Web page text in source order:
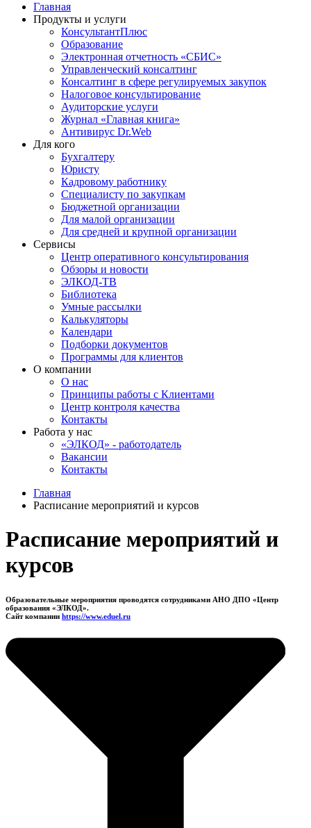
Главная
Продукты и услуги
КонсультантПлюс
Образование
Электронная отчетность «СБИС»
Управленческий консалтинг
Консалтинг в сфере регулируемых закупок
Налоговое консультирование
Аудиторские услуги
Журнал «Главная книга»
Антивирус Dr.Web
Для кого
Бухгалтеру
Юристу
Кадровому работнику
Специалисту по закупкам
Бюджетной организации
Для малой организации
Для средней и крупной организации
Сервисы
Центр оперативного консультирования
Обзоры и новости
ЭЛКОД-ТВ
Библиотека
Умные рассылки
Калькуляторы
Календари
Подборки документов
Программы для клиентов
О компании
О нас
Принципы работы с Клиентами
Центр контроля качества
Контакты
Работа у нас
«ЭЛКОД» - работодатель
Вакансии
Контакты
Главная
Расписание мероприятий и курсов
Расписание мероприятий и
курсов
Образовательные мероприятия проводятся сотрудниками АНО ДПО «Центр
образования «ЭЛКОД».
Сайт компании https://www.eduel.ru